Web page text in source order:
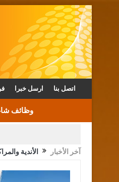
ارسل خبرا اتصل بنا
وظائف
آخر الأخبار الأندية